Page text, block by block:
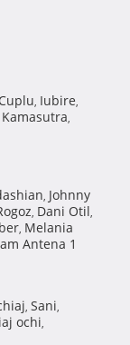
Cuplu, Iubire,
,
, Johnny
, Dani Otil,
, Melania
Antena 1
, Sani,
ochi,